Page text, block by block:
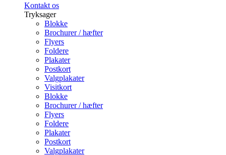
Kontakt os
Tryksager
Blokke
Brochurer / hæfter
Flyers
Foldere
Plakater
Postkort
Valgplakater
Visitkort
Blokke
Brochurer / hæfter
Flyers
Foldere
Plakater
Postkort
Valgplakater